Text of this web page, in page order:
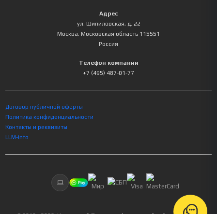
Адрес
ул. Шипиловская, д. 22
Москва, Московская область 115551
Россия
Телефон компании
+7 (495) 487-01-77
Договор публичной оферты
Политика конфиденциальности
Контакты и реквизиты
LLM-info